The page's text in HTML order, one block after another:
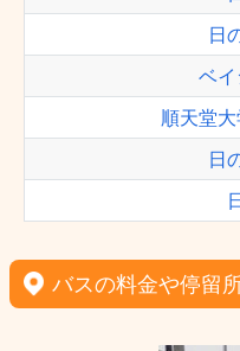
日
ベ
順天堂
日
バスの料金や停留